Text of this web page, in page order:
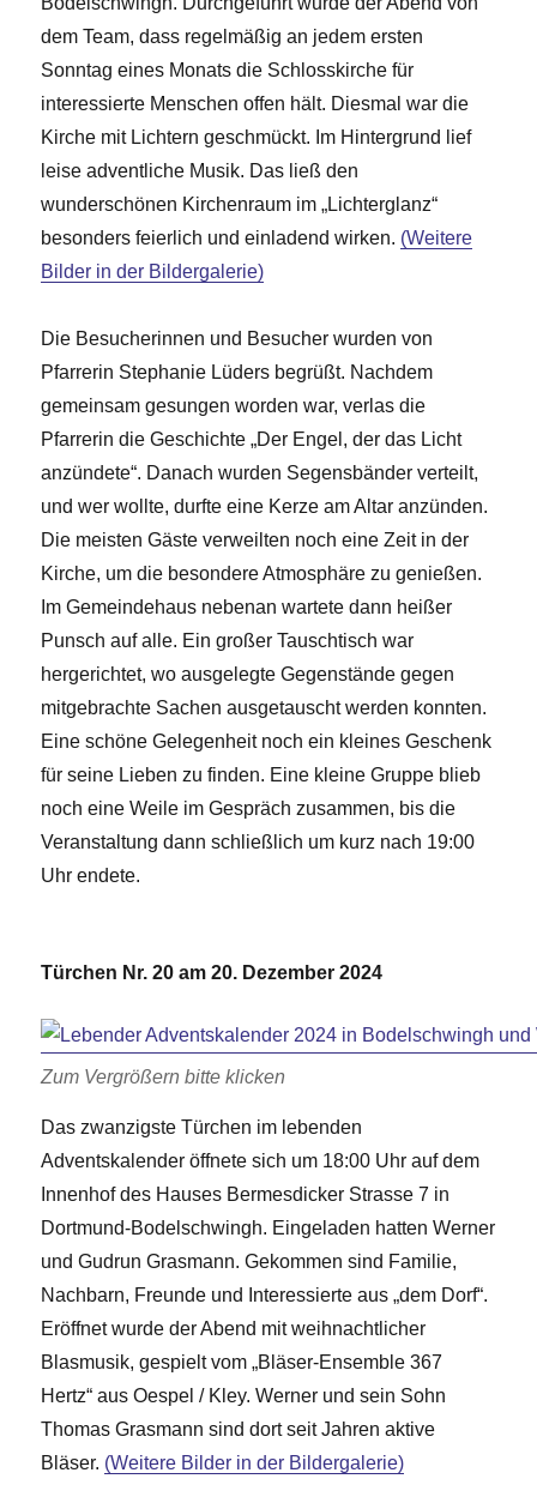
dem Team, dass regelmäßig an jedem ersten
Sonntag eines Monats die Schlosskirche für
interessierte Menschen offen hält. Diesmal war die
Kirche mit Lichtern geschmückt. Im Hintergrund lief
leise adventliche Musik. Das ließ den
wunderschönen Kirchenraum im „Lichterglanz“
besonders feierlich und einladend wirken. (Weitere
Bilder in der Bildergalerie)
Die Besucherinnen und Besucher wurden von
Pfarrerin Stephanie Lüders begrüßt. Nachdem
gemeinsam gesungen worden war, verlas die
Pfarrerin die Geschichte „Der Engel, der das Licht
anzündete“. Danach wurden Segensbänder verteilt,
und wer wollte, durfte eine Kerze am Altar anzünden.
Die meisten Gäste verweilten noch eine Zeit in der
Kirche, um die besondere Atmosphäre zu genießen.
Im Gemeindehaus nebenan wartete dann heißer
Punsch auf alle. Ein großer Tauschtisch war
hergerichtet, wo ausgelegte Gegenstände gegen
mitgebrachte Sachen ausgetauscht werden konnten.
Eine schöne Gelegenheit noch ein kleines Geschenk
für seine Lieben zu finden. Eine kleine Gruppe blieb
noch eine Weile im Gespräch zusammen, bis die
Veranstaltung dann schließlich um kurz nach 19:00
Uhr endete.
Türchen Nr. 20 am 20. Dezember 2024
Zum Vergrößern bitte klicken
Das zwanzigste Türchen im lebenden
Adventskalender öffnete sich um 18:00 Uhr auf dem
Innenhof des Hauses Bermesdicker Strasse 7 in
Dortmund-Bodelschwingh. Eingeladen hatten Werner
und Gudrun Grasmann. Gekommen sind Familie,
Nachbarn, Freunde und Interessierte aus „dem Dorf“.
Eröffnet wurde der Abend mit weihnachtlicher
Blasmusik, gespielt vom „Bläser-Ensemble 367
Hertz“ aus Oespel / Kley. Werner und sein Sohn
Thomas Grasmann sind dort seit Jahren aktive
Bläser. (Weitere Bilder in der Bildergalerie)